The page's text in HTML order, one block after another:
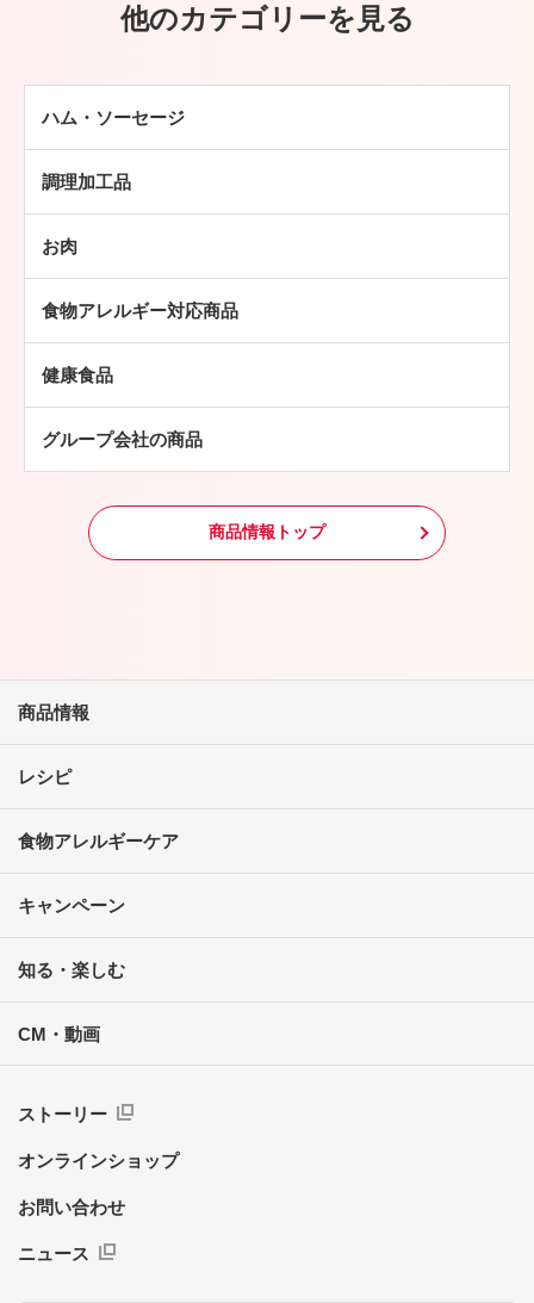
他のカテゴリーを見る
ハム・ソーセージ
ソーセージ
その他
調理加工品
チキン加工品
パン・ピザ
常温食品
冷凍食品
その他
お肉
鶏肉
食物アレルギー対応商品
健康食品
グループ会社の商品
商品情報トップ
商品情報
レシピ
食物アレルギーケア
キャンペーン
知る・楽しむ
CM・動画
ストーリー
オンラインショップ
お問い合わせ
ニュース